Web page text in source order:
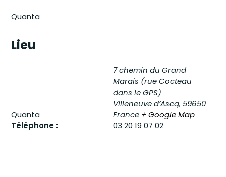
Quanta
Lieu
Quanta
7 chemin du Grand
Marais (rue Cocteau
dans le GPS)
Villeneuve d’Ascq, 59650
France + Google Map
Téléphone :
03 20 19 07 02